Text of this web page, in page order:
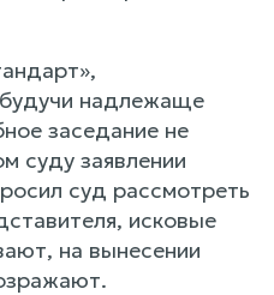
надлежаще
заседание не
суду заявлении
суд рассмотреть
исковые
на вынесении